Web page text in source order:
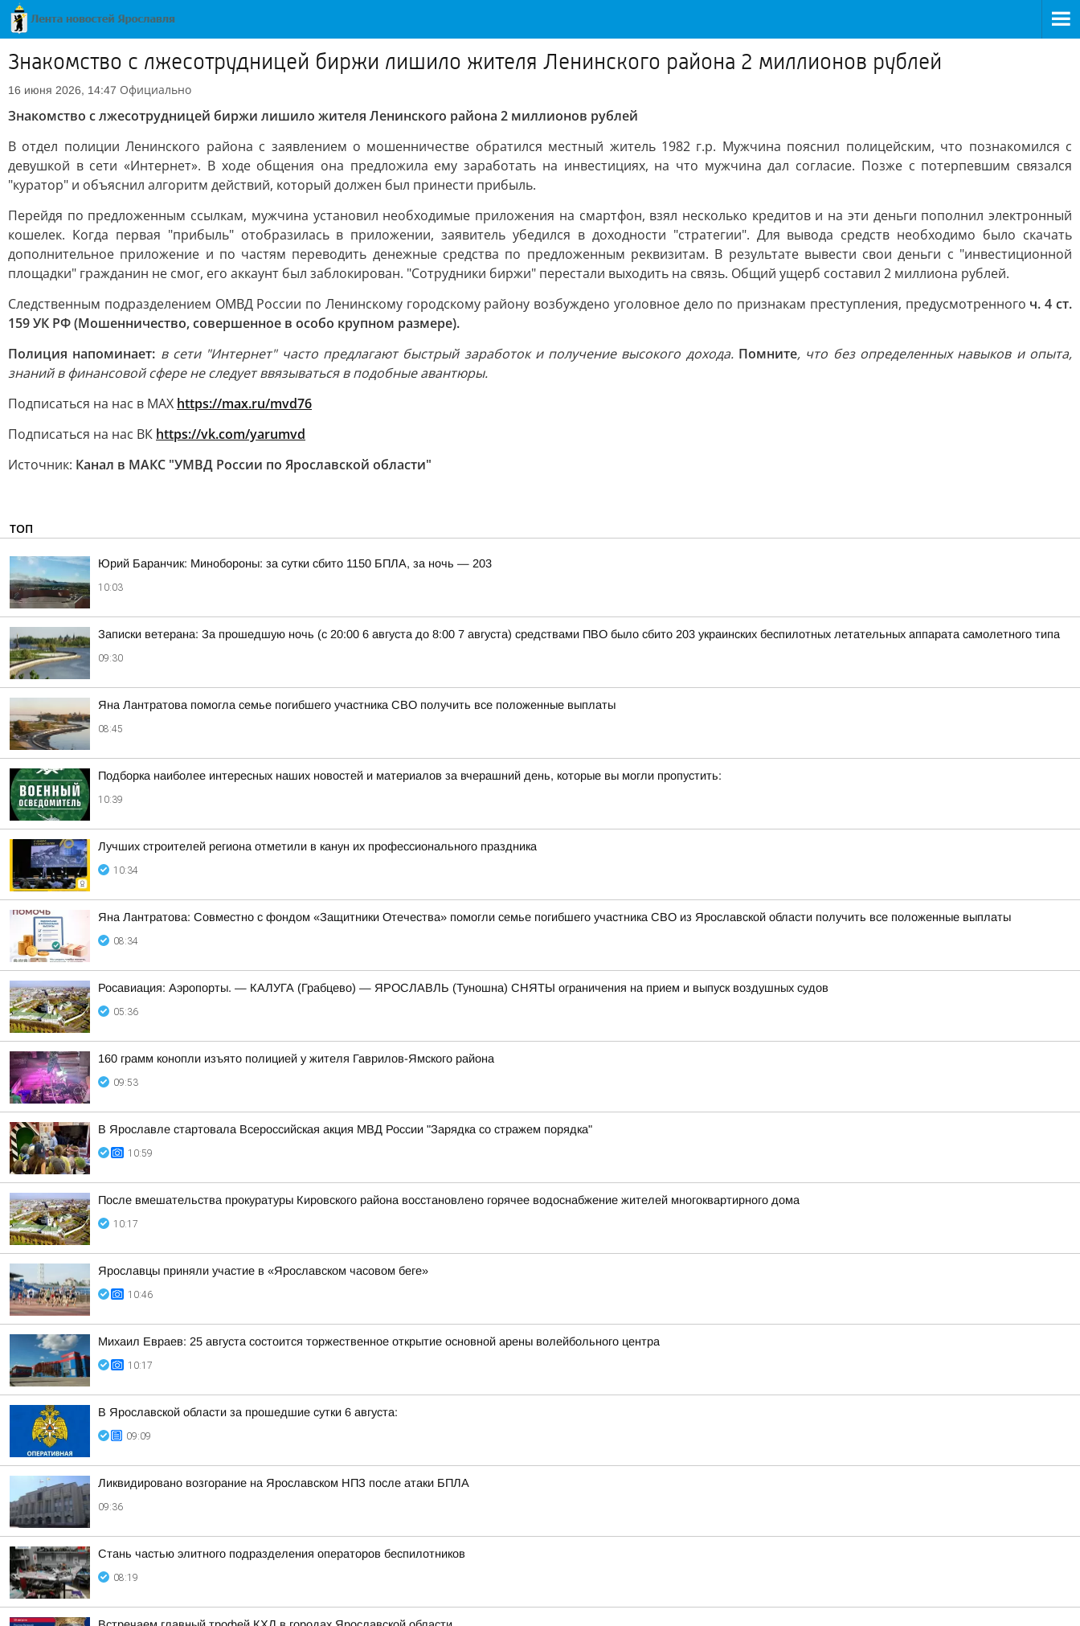
Знакомство с лжесотрудницей биржи лишило жителя Ленинского района 2 миллионов рублей
16 июня 2026, 14:47 Официально
Знакомство с лжесотрудницей биржи лишило жителя Ленинского района 2 миллионов рублей
В отдел полиции Ленинского района с заявлением о мошенничестве обратился местный житель 1982 г.р. Мужчина пояснил полицейским, что познакомился с
девушкой в сети «Интернет». В ходе общения она предложила ему заработать на инвестициях, на что мужчина дал согласие. Позже с потерпевшим связался
"куратор" и объяснил алгоритм действий, который должен был принести прибыль.
Перейдя по предложенным ссылкам, мужчина установил необходимые приложения на смартфон, взял несколько кредитов и на эти деньги пополнил электронный
кошелек. Когда первая "прибыль" отобразилась в приложении, заявитель убедился в доходности "стратегии". Для вывода средств необходимо было скачать
дополнительное приложение и по частям переводить денежные средства по предложенным реквизитам. В результате вывести свои деньги с "инвестиционной
площадки" гражданин не смог, его аккаунт был заблокирован. "Сотрудники биржи" перестали выходить на связь. Общий ущерб составил 2 миллиона рублей.
Следственным подразделением ОМВД России по Ленинскому городскому району возбуждено уголовное дело по признакам преступления, предусмотренного ч. 4 ст.
159 УК РФ (Мошенничество, совершенное в особо крупном размере).
Полиция напоминает: в сети "Интернет" часто предлагают быстрый заработок и получение высокого дохода. Помните, что без определенных навыков и опыта,
знаний в финансовой сфере не следует ввязываться в подобные авантюры.
Подписаться на нас в МАХ https://max.ru/mvd76
Подписаться на нас ВК https://vk.com/yarumvd
Источник: Канал в МАКС "УМВД России по Ярославской области"
ТОП
Юрий Баранчик: Минобороны: за сутки сбито 1150 БПЛА, за ночь — 203
10:03
Записки ветерана: За прошедшую ночь (с 20:00 6 августа до 8:00 7 августа) средствами ПВО было сбито 203 украинских беспилотных летательных аппарата самолетного типа
09:30
Яна Лантратова помогла семье погибшего участника СВО получить все положенные выплаты
08:45
Подборка наиболее интересных наших новостей и материалов за вчерашний день, которые вы могли пропустить:
10:39
Лучших строителей региона отметили в канун их профессионального праздника
10:34
Яна Лантратова: Совместно с фондом «Защитники Отечества» помогли семье погибшего участника СВО из Ярославской области получить все положенные выплаты
08:34
Росавиация: Аэропорты. — КАЛУГА (Грабцево) — ЯРОСЛАВЛЬ (Туношна) СНЯТЫ ограничения на прием и выпуск воздушных судов
05:36
160 грамм конопли изъято полицией у жителя Гаврилов-Ямского района
09:53
В Ярославле стартовала Всероссийская акция МВД России "Зарядка со стражем порядка"
10:59
После вмешательства прокуратуры Кировского района восстановлено горячее водоснабжение жителей многоквартирного дома
10:17
Ярославцы приняли участие в «Ярославском часовом беге»
10:46
Михаил Евраев: 25 августа состоится торжественное открытие основной арены волейбольного центра
10:17
В Ярославской области за прошедшие сутки 6 августа:
09:09
Ликвидировано возгорание на Ярославском НПЗ после атаки БПЛА
09:36
Стань частью элитного подразделения операторов беспилотников
08:19